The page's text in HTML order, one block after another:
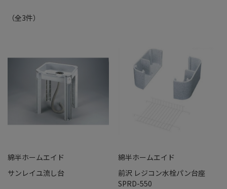
（全3件）
綿半ホームエイド
サンレイユ流し台
綿半ホームエイド
前沢 レジコン水栓パン台座
SPRD-550